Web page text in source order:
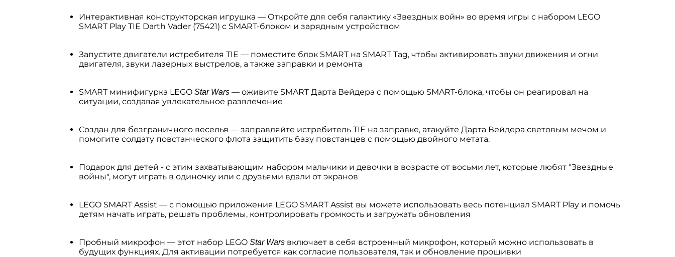
Интерактивная конструкторская игрушка — Откройте для себя галактику «Звездных войн» во время игры с набором LEGO
SMART Play TIE Darth Vader (75421) с SMART-блоком и зарядным устройством
Запустите двигатели истребителя TIE — поместите блок SMART на SMART Tag, чтобы активировать звуки движения и огни
двигателя, звуки лазерных выстрелов, а также заправки и ремонта
SMART минифигурка LEGO Star Wars — оживите SMART Дарта Вейдера с помощью SMART-блока, чтобы он реагировал на
ситуации, создавая увлекательное развлечение
Создан для безграничного веселья — заправляйте истребитель TIE на заправке, атакуйте Дарта Вейдера световым мечом и
помогите солдату повстанческого флота защитить базу повстанцев с помощью двойного метата.
Подарок для детей - с этим захватывающим набором мальчики и девочки в возрасте от восьми лет, которые любят "Звездные
войны", могут играть в одиночку или с друзьями вдали от экранов
LEGO SMART Assist — с помощью приложения LEGO SMART Assist вы можете использовать весь потенциал SMART Play и помочь
детям начать играть, решать проблемы, контролировать громкость и загружать обновления
Пробный микрофон — этот набор LEGO Star Wars включает в себя встроенный микрофон, который можно использовать в
будущих функциях. Для активации потребуется как согласие пользователя, так и обновление прошивки